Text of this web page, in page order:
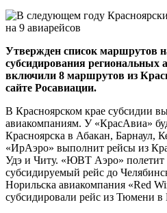
Утвержден список маршрутов
субсидирования региональных
включили 8 маршрутов из
сайте Росавиации.
В Красноярском крае субсидии
авиакомпаниям. У «КрасАвиа»
Красноярска в Абакан, Барнаул,
«ИрАэро» выполнит рейсы из
Удэ и Читу. «ЮВТ Аэро» полетит
субсидируемый рейс до
Норильска авиакомпания «Red
субсидировали рейс из Тюмени в